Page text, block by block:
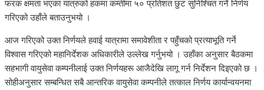
फरक क्षमता भएका यात्रुको हकमा कम्तीमा ५० प्रतिशत छुट सुनिश्चित गर्ने निर्णय
गरिएको उहाँले बताउनुभयो ।
आज गरिएको उक्त निर्णयले हवाई यात्रामा समावेशीता र पहुँचको प्रत्याभूति गर्ने
विश्वास गरिएको महानिर्देशक अधिकारीले उल्लेख गर्नुभयो । उहाँका अनुसार बैठकमा
सहभागी वायुसेवा कम्पनीलाई उक्त निर्णयहरू आजैदेखि लागू गर्न निर्देशन दिइएको छ ।
सोहीअनुसार सम्बन्धित सबै आन्तरिक वायुसेवा कम्पनीले तत्काल निर्णय कार्यान्वयनमा